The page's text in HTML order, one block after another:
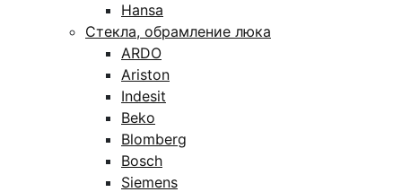
Hansa
Стекла, обрамление люка
ARDO
Ariston
Indesit
Beko
Blomberg
Bosch
Siemens